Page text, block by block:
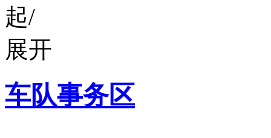
车队事务区